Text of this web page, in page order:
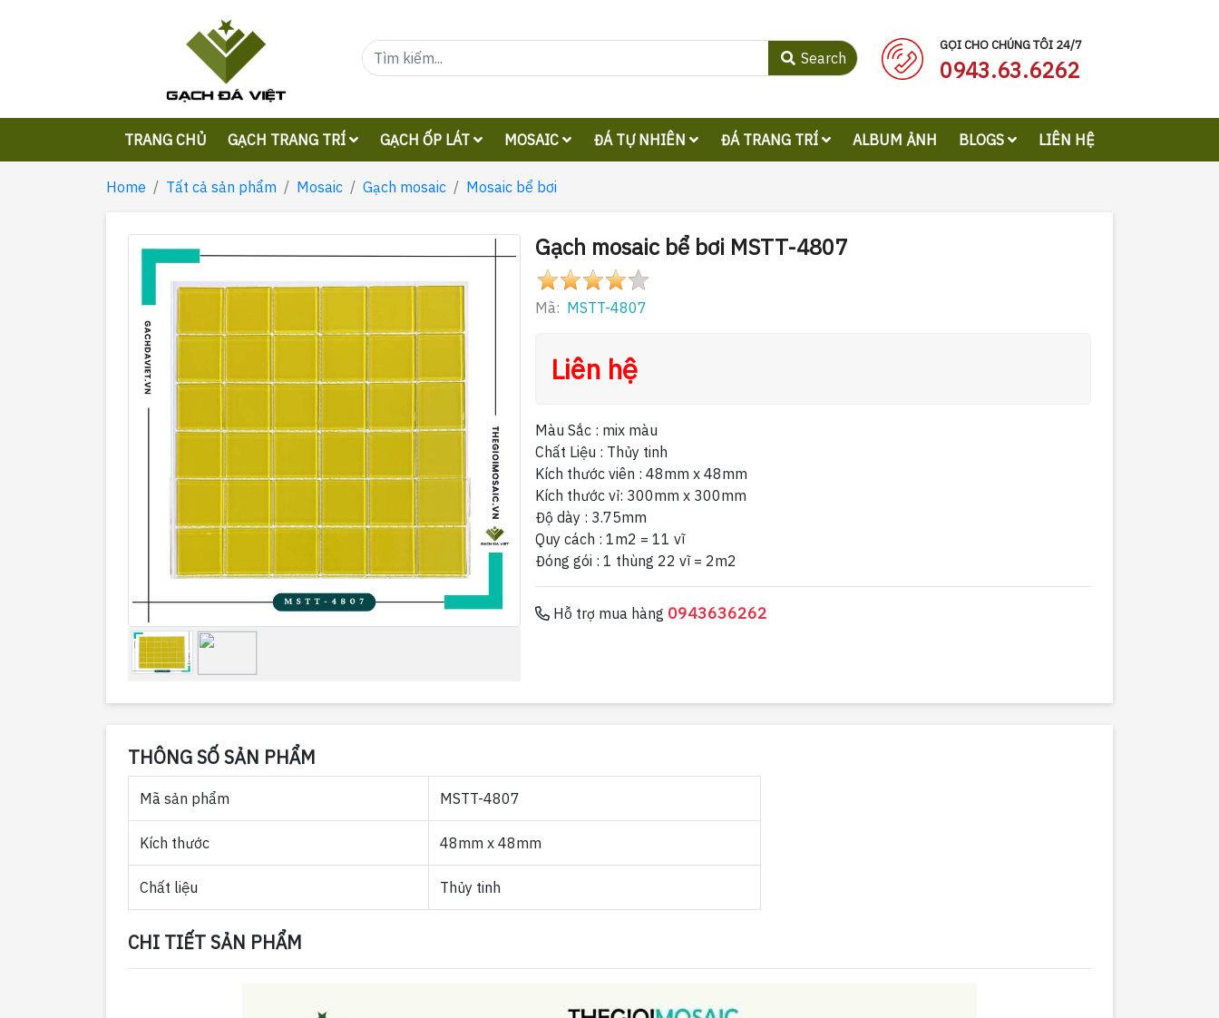
Search
GỌI CHO CHÚNG TÔI 24/7
0943.63.6262
TRANG CHỦ GẠCH TRANG TRÍ GẠCH ỐP LÁT MOSAIC ĐÁ TỰ NHIÊN ĐÁ TRANG TRÍ ALBUM ẢNH BLOGS LIÊN HỆ
Home Tất cả sản phẩm Mosaic Gạch mosaic Mosaic bể bơi
Gạch mosaic bể bơi MSTT-4807
Mã: MSTT-4807
Liên hệ
Màu Sắc : mix màu
Chất Liệu : Thủy tinh
Kích thước viên : 48mm x 48mm
Kích thước vỉ: 300mm x 300mm
Độ dày : 3.75mm
Quy cách : 1m2 = 11 vĩ
Đóng gói : 1 thùng 22 vĩ = 2m2
Hỗ trợ mua hàng 0943636262
THÔNG SỐ SẢN PHẨM
Mã sản phẩm MSTT-4807
Kích thước 48mm x 48mm
Chất liệu Thủy tinh
CHI TIẾT SẢN PHẨM